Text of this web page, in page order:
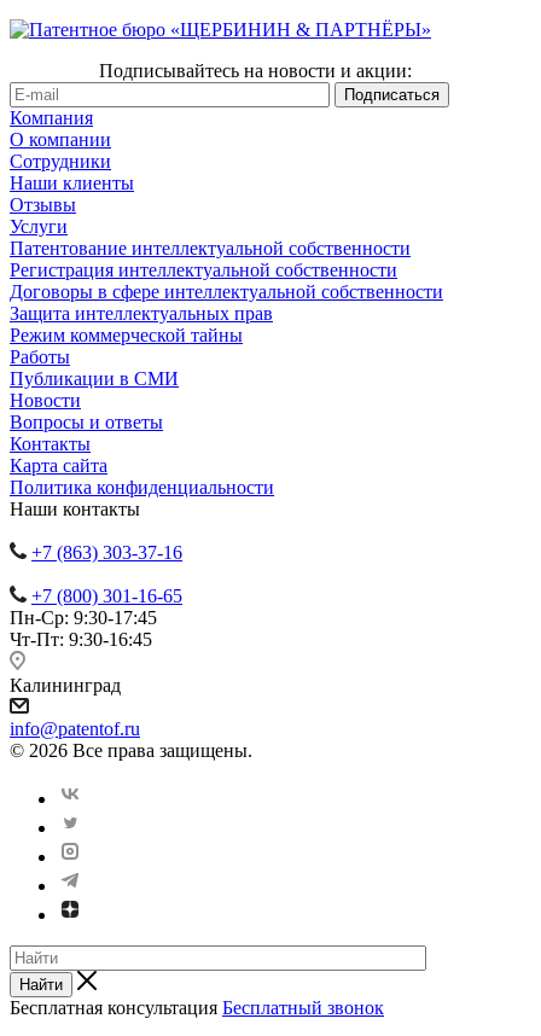
Подписывайтесь на новости и акции:
Компания
О компании
Сотрудники
Наши клиенты
Отзывы
Услуги
Патентование интеллектуальной собственности
Регистрация интеллектуальной собственности
Договоры в сфере интеллектуальной собственности
Защита интеллектуальных прав
Режим коммерческой тайны
Работы
Публикации в СМИ
Новости
Вопросы и ответы
Контакты
Карта сайта
Политика конфиденциальности
Наши контакты
+7 (863) 303-37-16
+7 (800) 301-16-65
Пн-Ср: 9:30-17:45
Чт-Пт: 9:30-16:45
Калининград
info@patentof.ru
© 2026 Все права защищены.
Найти
Бесплатная консультация Бесплатный звонок